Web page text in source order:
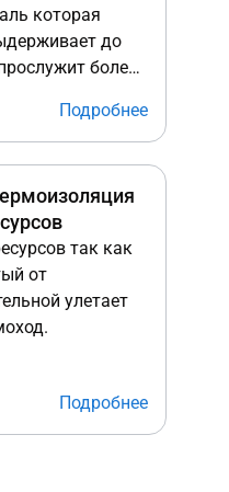
которая
до
более
подверженных
AISI 201 (Eco),
на плоские
швах и
аномалии.
Подробнее
так как
от
улетает
имейте ввиду,
стены за
Подробнее